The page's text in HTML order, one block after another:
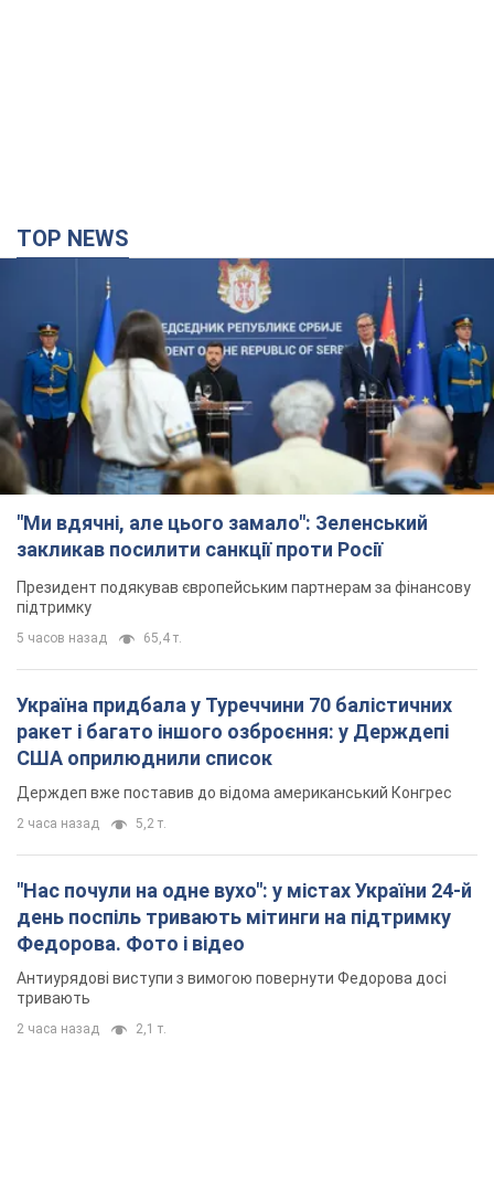
TOP NEWS
"Ми вдячні, але цього замало": Зеленський
закликав посилити санкції проти Росії
Президент подякував європейським партнерам за фінансову
підтримку
5 часов назад 65,4 т.
Україна придбала у Туреччини 70 балістичних
ракет і багато іншого озброєння: у Держдепі
США оприлюднили список
Держдеп вже поставив до відома американський Конгрес
2 часа назад 5,2 т.
"Нас почули на одне вухо": у містах України 24-й
день поспіль тривають мітинги на підтримку
Федорова. Фото і відео
Антиурядові виступи з вимогою повернути Федорова досі
тривають
2 часа назад 2,1 т.